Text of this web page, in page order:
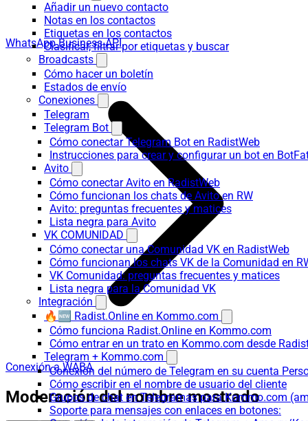
Añadir un nuevo contacto
Notas en los contactos
Etiquetas en los contactos
Clasificar, filtrar por etiquetas y buscar
Broadcasts
Cómo hacer un boletín
Estados de envío
Conexiones
Telegram
Telegram Bot
Cómo conectar Telegram Bot en RadistWeb
Instrucciones para crear y configurar un bot en
Avito
Cómo conectar Avito en RadistWeb
Cómo funcionan los chats de Avito en RW
Avito: preguntas frecuentes y matices
Lista negra para Avito
VK COMUNIDAD
Cómo conectar una Comunidad VK en RadistWeb
Cómo funcionan los chats VK de la Comunidad en
VK Comunidad: preguntas frecuentes y matices
Lista negra para la Comunidad VK
Integración
🔥🆕 Radist.Online en Kommo.com
Cómo funciona Radist.Online en Kommo.com
Cómo entrar en un trato en Kommo.com desde
Telegram + Kommo.com
Conexión del número de Telegram en su cuenta
Cómo escribir en el nombre de usuario del cliente
Grupos de chat en Telegramas para Kommo.com
Soporte para mensajes con enlaces en botones:
WhatsApp Business API
Conexión a WABA
Moderación del nombre mostrado